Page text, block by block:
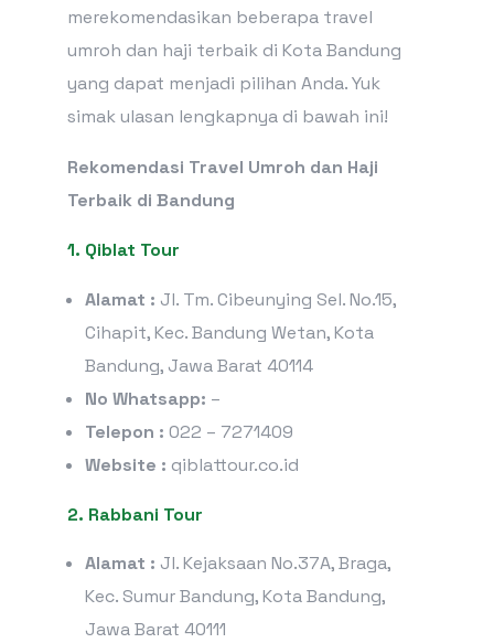
merekomendasikan beberapa travel
umroh dan haji terbaik di Kota Bandung
yang dapat menjadi pilihan Anda. Yuk
simak ulasan lengkapnya di bawah ini!
Rekomendasi Travel Umroh dan Haji
Terbaik di Bandung
1. Qiblat Tour
Alamat : Jl. Tm. Cibeunying Sel. No.15,
Cihapit, Kec. Bandung Wetan, Kota
Bandung, Jawa Barat 40114
No Whatsapp: –
Telepon : 022 – 7271409
Website : qiblattour.co.id
2. Rabbani Tour
Alamat : Jl. Kejaksaan No.37A, Braga,
Kec. Sumur Bandung, Kota Bandung,
Jawa Barat 40111